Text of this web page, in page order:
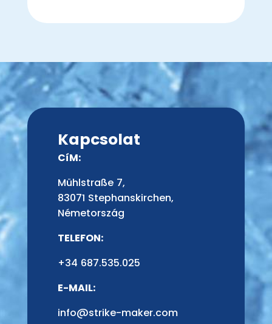
Kapcsolat
CíM:
Mühlstraße 7,
83071 Stephanskirchen,
Németország
TELEFON:
+34 687.535.025
E-MAIL:
info@strike-maker.com